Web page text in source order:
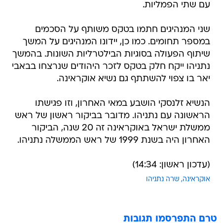
עם שתי הפמליות.
שני המנהיגים חתמו בטקס משותף על הסכמים
במספר תחומים. כמו כן, יידונו המנהיגים על המשך
שיתוף הפעולה בסוגיות הבילטרליות השונות. בהמשך
נתניהו ייקח חלק בטקס לזכר היהודים שנרצחו בבאבי
יאר בו צפוי להשתתף גם נשיא אוקראינה.
הנשיא זלנסקי הושבע במאי האחרון, וזו פגישתו
הראשונה עם נתניהו. מדובר בביקור ראשון של ראש
ממשלת ישראל באוקראינה זה 20 שנה, הביקור
האחרון היה בשנת 1999 של ראש הממשלה נתניהו.
(עדכון ראשון: 14:34)
אוקראינה שרה נתניהו
טרם התפרסמו תגובות